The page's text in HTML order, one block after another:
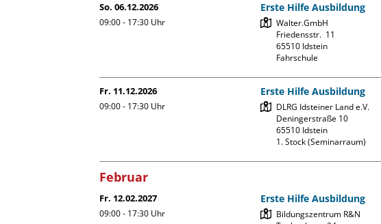
So. 06.12.2026
09:00 - 17:30 Uhr
Erste Hilfe Ausbildung
Walter.GmbH
Friedensstr.  11
65510 Idstein
Fahrschule
Fr. 11.12.2026
09:00 - 17:30 Uhr
Erste Hilfe Ausbildung
DLRG Idsteiner Land e.V.
Deningerstraße 10
65510 Idstein
1. Stock (Seminarraum)
Februar
Fr. 12.02.2027
09:00 - 17:30 Uhr
Erste Hilfe Ausbildung
Bildungszentrum R&N